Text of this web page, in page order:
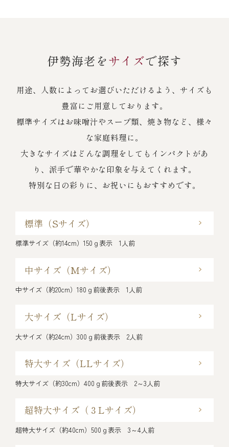
伊勢海老をサイズで探す
用途、人数によってお選びいただけるよう、サイズも
豊富にご用意しております。
標準サイズはお味噌汁やスープ類、焼き物など、様々
な家庭料理に。
大きなサイズはどんな調理をしてもインパクトがあ
り、派手で華やかな印象を与えてくれます。
特別な日の彩りに、お祝いにもおすすめです。
標準 （Sサイズ）
標準サイズ（約14cm）150ｇ表示 1人前
中サイズ （Mサイズ）
中サイズ（約20cm）180ｇ前後表示 1人前
大サイズ （Lサイズ）
大サイズ（約24cm）300ｇ前後表示 2人前
特大サイズ （LLサイズ）
特大サイズ（約30cm）400ｇ前後表示 2～3人前
超特大サイズ （３Lサイズ）
超特大サイズ（約40cm）500ｇ表示 3～4人前